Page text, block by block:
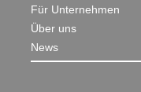
Für Unternehmen
Über uns
News